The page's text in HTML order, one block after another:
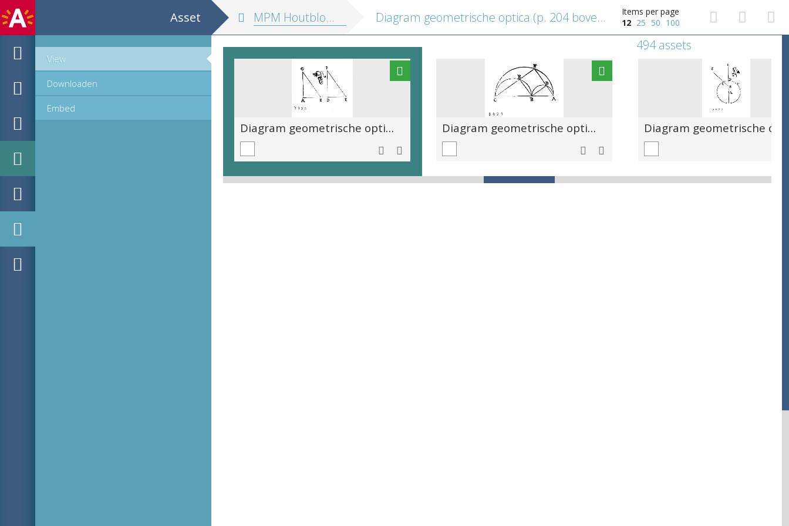
Asset
View
Downloaden
Embed
MPM Houtblokken Aguilonius Diagram geometrische optica (p. 204 bovenaan) met een decoratief bloemmotief
Items per page
12 25 50 100
494 assets
Diagram geometrische optica (p. 204 bovenaan) met een decoratief bloemmotief Diagram geometrische optica (p. 253 onderaan, 254 bovenaan)